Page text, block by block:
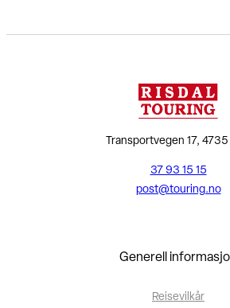
Transportvegen 17, 4735
37 93 15 15
post@touring.no
Generell
Reisevilkår